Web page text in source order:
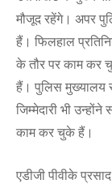
मौजूद रहेंगे। अपर
हैं। फिलहाल
के तौर पर काम कर
हैं। पुलिस मुख्यालय
जिम्मेदारी भी
काम कर चुके हैं।
एडीजी पीवीके